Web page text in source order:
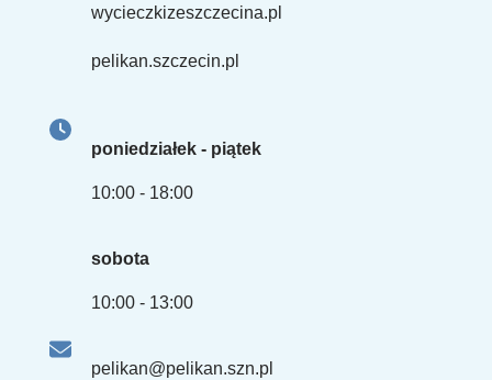
wycieczkizeszczecina.pl
pelikan.szczecin.pl
poniedziałek - piątek
10:00 - 18:00
sobota
10:00 - 13:00
pelikan@pelikan.szn.pl